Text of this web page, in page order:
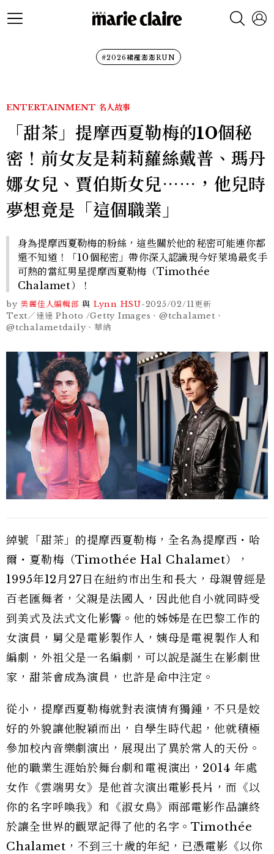
#2026裙襬澎澎RUN
ENTERTAINMENT 名人故事
「甜茶」提摩西夏勒梅的10個秘
密！前女友是莉莉蘿絲戴普、瑪丹
娜女兒、賈伯斯女兒⋯⋯，他兒時
夢想竟是「這個職業」
身為提摩西夏勒梅的粉絲，這些關於他的秘密可能連你都
還不知道！「10個秘密」帶你深入認識現今好萊塢最炙手
可熱的當紅男星提摩西夏勒梅（Timothée
Chalamet）！
by 美麗佳人編輯部 與 Lynn HSU-2025/02/11更新
Text／達達 Photo /Getty Images、@tchalamet、
@tchalametdaily、華納
綽號「甜茶」的提摩西夏勒梅，全名為提摩西・哈
爾・夏勒梅（Timothée Hal Chalamet），
1995年12月27日在紐約市出生和長大，母親曾經是
百老匯舞者，父親是法國人，因此他自小就同時受
到美式及法式文化影響。他的姊姊是在巴黎工作的
女演員，舅父是電影製作人，姨母是電視製作人和
編劇，外祖父是一名編劇，可以說是誕生在影劇世
家，甜茶會成為演員，也許是命中注定。
從小，提摩西夏勒梅就對表演情有獨鍾，不只是姣
好的外貌讓他脫穎而出，自學生時代起，他就積極
參加校內音樂劇演出，展現出了異於常人的天份。
他的職業生涯始於舞台劇和電視演出，2014 年處
女作《雲端男女》是他首次演出電影長片，而《以
你的名字呼喚我》和《淑女鳥》兩部電影作品讓終
於讓全世界的觀眾記得了他的名字。Timothée
Chalamet，不到三十歲的年紀，已憑電影《以你